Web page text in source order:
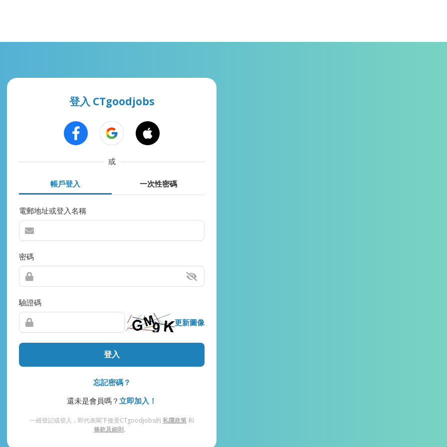
登入 CTgoodjobs
或
帳戶登入 一次性密碼
電郵地址或登入名稱
密碼
驗證碼
更新圖像
登入
忘記密碼？
還未是會員嗎？ 立即加入！
一經登記或登入，即代表閣下接受CTgoodjobs的 私隱政策和
條款及細則。